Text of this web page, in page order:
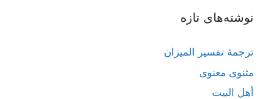
نوشته‌های تازه
ترجمۀ تفسیر المیزان
مثنوی معنوی
أهل البيت